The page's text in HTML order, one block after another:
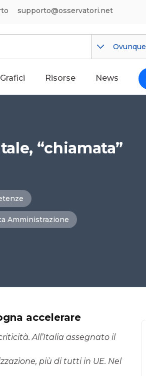
supporto@osservatori.net
Ovunque
Grafici Risorse News
“chiamata”
Amministrazione
accelerare
All’Italia assegnato il
più di tutti in UE. Nel